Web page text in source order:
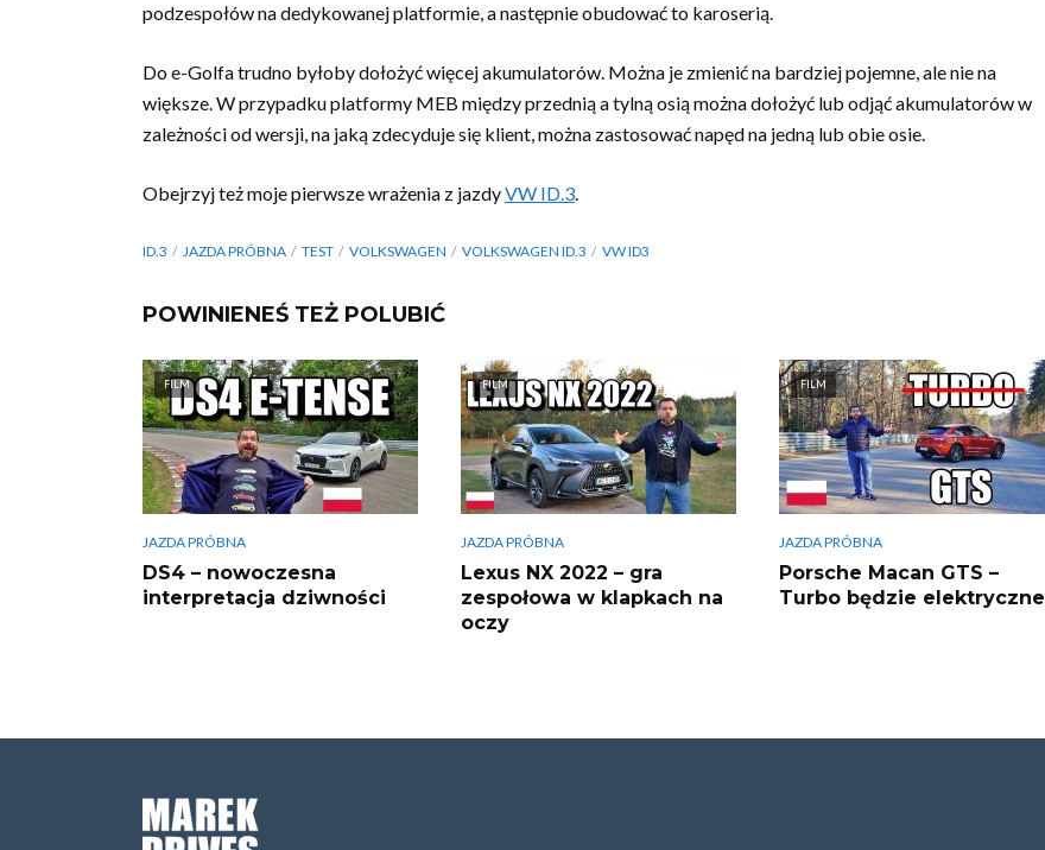
podzespołów na dedykowanej platformie, a następnie obudować to karoserią.
Do e-Golfa trudno byłoby dołożyć więcej akumulatorów. Można je zmienić na bardziej pojemne, ale nie na
większe. W przypadku platformy MEB między przednią a tylną osią można dołożyć lub odjąć akumulatorów w
zależności od wersji, na jaką zdecyduje się klient, można zastosować napęd na jedną lub obie osie.
Obejrzyj też moje pierwsze wrażenia z jazdyVW ID.3.
ID.3 JAZDA PRÓBNA TEST VOLKSWAGEN VOLKSWAGEN ID.3 VW ID3
POWINIENEŚ TEŻ POLUBIĆ
FILM
JAZDA PRÓBNA
DS4 – nowoczesna
interpretacja dziwności
FILM
JAZDA PRÓBNA
Lexus NX 2022 – gra
zespołowa w klapkach na
oczy
FILM
JAZDA PRÓBNA
Porsche Macan GTS –
Turbo będzie elektryczne